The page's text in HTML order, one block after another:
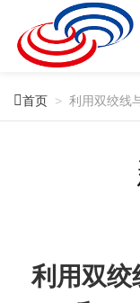
首页 > 利用双绞线
利用双绞